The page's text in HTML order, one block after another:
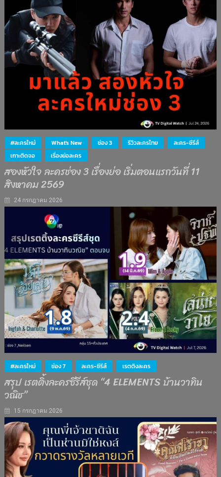
#ละครใหม่ What's New ช่อง 3 รีวิวละครไทย
ละคร-ซีรีส์
เกาะติดจอ
เรื่องย่อละคร
สองหัวใจ ละครช่อง 3 เรื่องย่อ เริ่มตอนแรกวันที่ 11
สิงหาคม 2569
24 กรกฎาคม 2026
#ละครใหม่ ช่อง 7 ละคร-ซีรีส์ เรตติงละคร
สรุป เรตติ้งละครซีรีส์ชุด “4 ELEMENTS บ้านวาทิน
วณิช”
15 กรกฎาคม 2026